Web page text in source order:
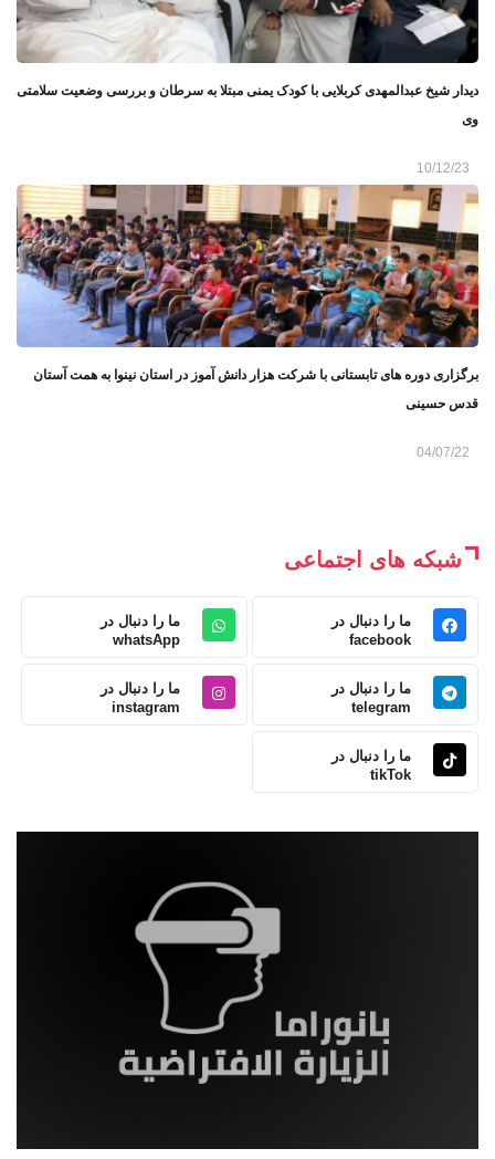
دیدار شیخ عبدالمهدی کربلایی با کودک یمنی مبتلا به سرطان و بررسی وضعیت سلامتی
وى
10/12/23
برگزاری دوره های تابستانی با شرکت هزار دانش آموز در استان نینوا به همت آستان
قدس حسینی
04/07/22
شبکه های اجتماعی
ما را دنبال در
facebook
ما را دنبال در
whatsApp
ما را دنبال در
telegram
ما را دنبال در
instagram
ما را دنبال در
tikTok